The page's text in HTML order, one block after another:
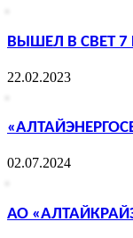
ВЫШЕЛ В СВЕТ
22.02.2023
02.07.2024
АО